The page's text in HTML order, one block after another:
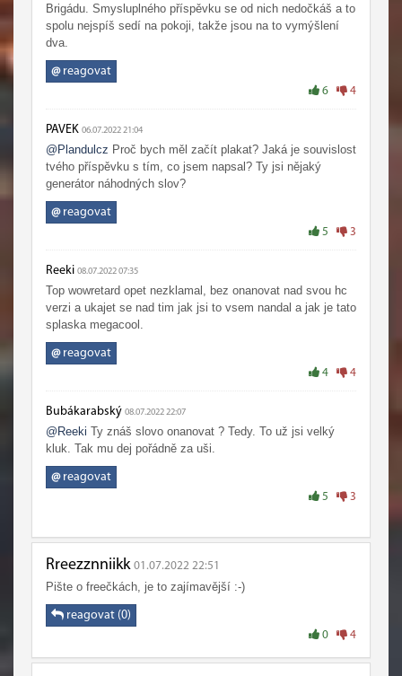
Brigádu. Smysluplného příspěvku se od nich nedočkáš a to
spolu nejspíš sedí na pokoji, takže jsou na to vymýšlení
dva.
@reagovat
6 4
PAVEK 06.07.2022 21:04
@Plandulcz Proč bych měl začít plakat? Jaká je souvislost
tvého příspěvku s tím, co jsem napsal? Ty jsi nějaký
generátor náhodných slov?
@reagovat
5 3
Reeki 08.07.2022 07:35
Top wowretard opet nezklamal, bez onanovat nad svou hc
verzi a ukajet se nad tim jak jsi to vsem nandal a jak je tato
splaska megacool.
@reagovat
4 4
Bubákarabský 08.07.2022 22:07
@Reeki Ty znáš slovo onanovat ? Tedy. To už jsi velký
kluk. Tak mu dej pořádně za uši.
@reagovat
5 3
Rreezznniikk 01.07.2022 22:51
Pište o freečkách, je to zajímavější :-)
reagovat (0)
0 4